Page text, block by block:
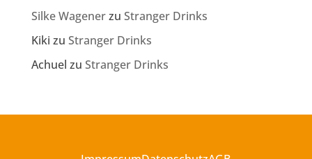
Silke Wagenerzu Stranger Drinks
Kiki zu Stranger Drinks
Achuel zu Stranger Drinks